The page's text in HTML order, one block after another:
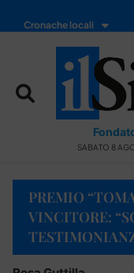
Cronache locali
SABATO 8
PREMIO
VINCITORE: